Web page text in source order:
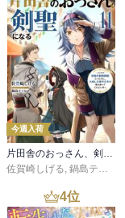
今週入荷
片田舎のおっさん、剣聖になる 11 ～ただの田舎の剣術師範だったのに、大成した弟子たちが俺を放ってくれない件～
佐賀崎しげる, 鍋島テツヒロ
4位